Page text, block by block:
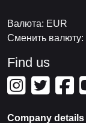
Валюта: EUR
Сменить валюту:
Find us
Company details